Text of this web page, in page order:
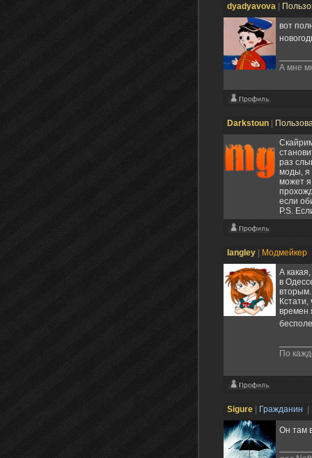
dyadyavova
вот
А мне
Darkstoun
раз
моды, я
может
если
P.S.
langley Модмейкер
А
в
вторым.
времен
По
Sigure Гражданин
Он там